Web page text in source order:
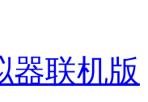
器联机版